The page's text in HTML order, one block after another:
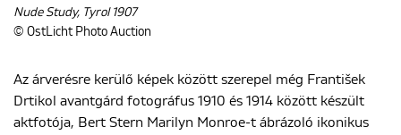
Nude Study, Tyrol 1907
© OstLicht Photo Auction
Az árverésre kerülő képek között szerepel még František
Drtikol avantgárd fotográfus 1910 és 1914 között készült
aktfotója, Bert Stern Marilyn Monroe-t ábrázoló ikonikus